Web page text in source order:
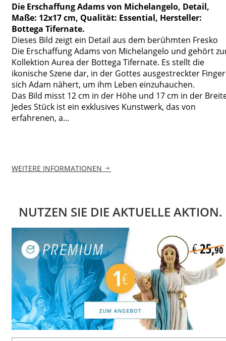
Die Erschaffung Adams von Michelangelo, Detail,
Maße: 12x17 cm, Qualität: Essential, Hersteller:
Bottega Tifernate.
Dieses Bild zeigt ein Detail aus dem berühmten Fresko
Die Erschaffung Adams von Michelangelo und gehört
Kollektion Aurea der Bottega Tifernate. Es stellt die
ikonische Szene dar, in der Gottes ausgestreckter Finger
sich Adam nähert, um ihm Leben einzuhauchen.
Das Bild misst 12 cm in der Höhe und 17 cm in der
Jedes Stück ist ein exklusives Kunstwerk, das von
erfahrenen, a...
WEITERE INFORMATIONEN
NUTZEN SIE DIE AKTUELLE AKTION.